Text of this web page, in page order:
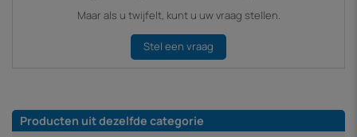
Maar als u twijfelt, kunt u uw vraag stellen.
Stel een vraag
Producten uit dezelfde categorie